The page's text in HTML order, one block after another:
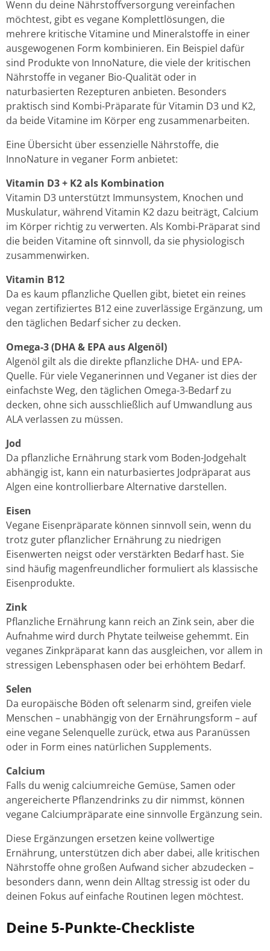
Wenn du deine Nährstoffversorgung vereinfachen
möchtest, gibt es vegane Komplettlösungen, die
mehrere kritische Vitamine und Mineralstoffe in einer
ausgewogenen Form kombinieren. Ein Beispiel dafür
sind Produkte von InnoNature, die viele der kritischen
Nährstoffe in veganer Bio-Qualität oder in
naturbasierten Rezepturen anbieten. Besonders
praktisch sind Kombi-Präparate für Vitamin D3 und K2,
da beide Vitamine im Körper eng zusammenarbeiten.
Eine Übersicht über essenzielle Nährstoffe, die
InnoNature in veganer Form anbietet:
Vitamin D3 + K2 als Kombination
Vitamin D3 unterstützt Immunsystem, Knochen und
Muskulatur, während Vitamin K2 dazu beiträgt, Calcium
im Körper richtig zu verwerten. Als Kombi-Präparat sind
die beiden Vitamine oft sinnvoll, da sie physiologisch
zusammenwirken.
Vitamin B12
Da es kaum pflanzliche Quellen gibt, bietet ein reines
vegan zertifiziertes B12 eine zuverlässige Ergänzung, um
den täglichen Bedarf sicher zu decken.
Omega-3 (DHA & EPA aus Algenöl)
Algenöl gilt als die direkte pflanzliche DHA- und EPA-
Quelle. Für viele Veganerinnen und Veganer ist dies der
einfachste Weg, den täglichen Omega-3-Bedarf zu
decken, ohne sich ausschließlich auf Umwandlung aus
ALA verlassen zu müssen.
Jod
Da pflanzliche Ernährung stark vom Boden-Jodgehalt
abhängig ist, kann ein naturbasiertes Jodpräparat aus
Algen eine kontrollierbare Alternative darstellen.
Eisen
Vegane Eisenpräparate können sinnvoll sein, wenn du
trotz guter pflanzlicher Ernährung zu niedrigen
Eisenwerten neigst oder verstärkten Bedarf hast. Sie
sind häufig magenfreundlicher formuliert als klassische
Eisenprodukte.
Zink
Pflanzliche Ernährung kann reich an Zink sein, aber die
Aufnahme wird durch Phytate teilweise gehemmt. Ein
veganes Zinkpräparat kann das ausgleichen, vor allem in
stressigen Lebensphasen oder bei erhöhtem Bedarf.
Selen
Da europäische Böden oft selenarm sind, greifen viele
Menschen – unabhängig von der Ernährungsform – auf
eine vegane Selenquelle zurück, etwa aus Paranüssen
oder in Form eines natürlichen Supplements.
Calcium
Falls du wenig calciumreiche Gemüse, Samen oder
angereicherte Pflanzendrinks zu dir nimmst, können
vegane Calciumpräparate eine sinnvolle Ergänzung sein.
Diese Ergänzungen ersetzen keine vollwertige
Ernährung, unterstützen dich aber dabei, alle kritischen
Nährstoffe ohne großen Aufwand sicher abzudecken –
besonders dann, wenn dein Alltag stressig ist oder du
deinen Fokus auf einfache Routinen legen möchtest.
Deine 5-Punkte-Checkliste